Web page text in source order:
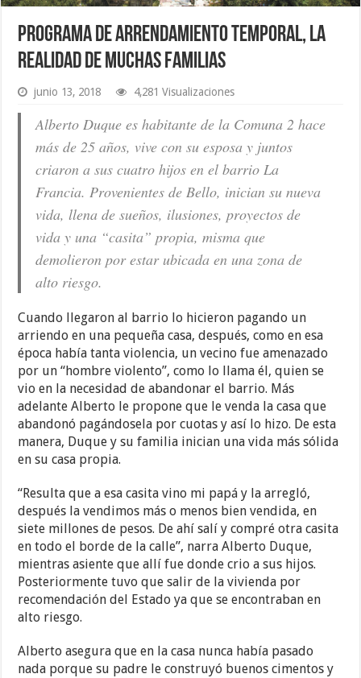
Programa de arrendamiento temporal, la
realidad de muchas familias
junio 13, 2018 4,281 Visualizaciones
Alberto Duque es habitante de la Comuna 2 hace
más de 25 años, vive con su esposa y juntos
criaron a sus cuatro hijos en el barrio La
Francia. Provenientes de Bello, inician su nueva
vida, llena de sueños, ilusiones, proyectos de
vida y una “casita” propia, misma que
demolieron por estar ubicada en una zona de
alto riesgo.
Cuando llegaron al barrio lo hicieron pagando un
arriendo en una pequeña casa, después, como en esa
época había tanta violencia, un vecino fue amenazado
por un “hombre violento”, como lo llama él, quien se
vio en la necesidad de abandonar el barrio. Más
adelante Alberto le propone que le venda la casa que
abandonó pagándosela por cuotas y así lo hizo. De esta
manera, Duque y su familia inician una vida más sólida
en su casa propia.
“Resulta que a esa casita vino mi papá y la arregló,
después la vendimos más o menos bien vendida, en
siete millones de pesos. De ahí salí y compré otra casita
en todo el borde de la calle”, narra Alberto Duque,
mientras asiente que allí fue donde crio a sus hijos.
Posteriormente tuvo que salir de la vivienda por
recomendación del Estado ya que se encontraban en
alto riesgo.
Alberto asegura que en la casa nunca había pasado
nada porque su padre le construyó buenos cimentos y